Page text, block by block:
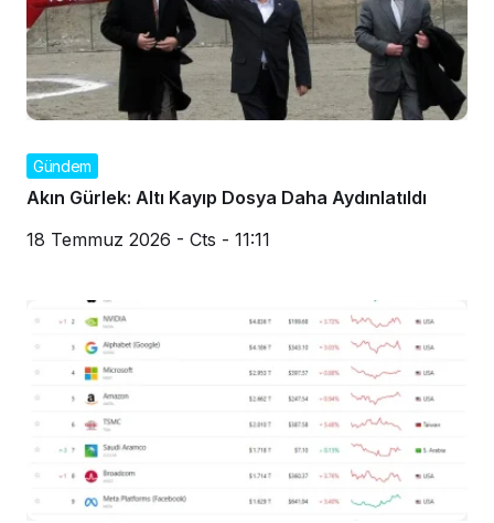
Gündem
Akın Gürlek: Altı Kayıp Dosya Daha Aydınlatıldı
18 Temmuz 2026 - Cts - 11:11